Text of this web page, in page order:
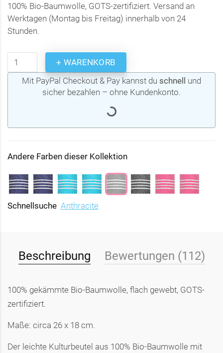
100% Bio-Baumwolle, GOTS-zertifiziert. Versand an
Werktagen (Montag bis Freitag) innerhalb von 24
Stunden.
+ WARENKORB
Mit PayPal Checkout & Pay kannst du schnell und
sicher bezahlen – ohne Kundenkonto.
Andere Farben dieser Kollektion
Schnellsuche Anthracite
Beschreibung Bewertungen (112)
100% gekämmte Bio-Baumwolle, flach gewebt, GOTS-
zertifiziert.
Maße: circa 26 x 18 cm.
Der leichte Kulturbeutel aus 100% Bio-Baumwolle mit